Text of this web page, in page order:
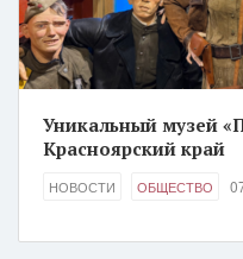
Уникальный музей
Красноярский край
НОВОСТИ ОБЩЕСТВО